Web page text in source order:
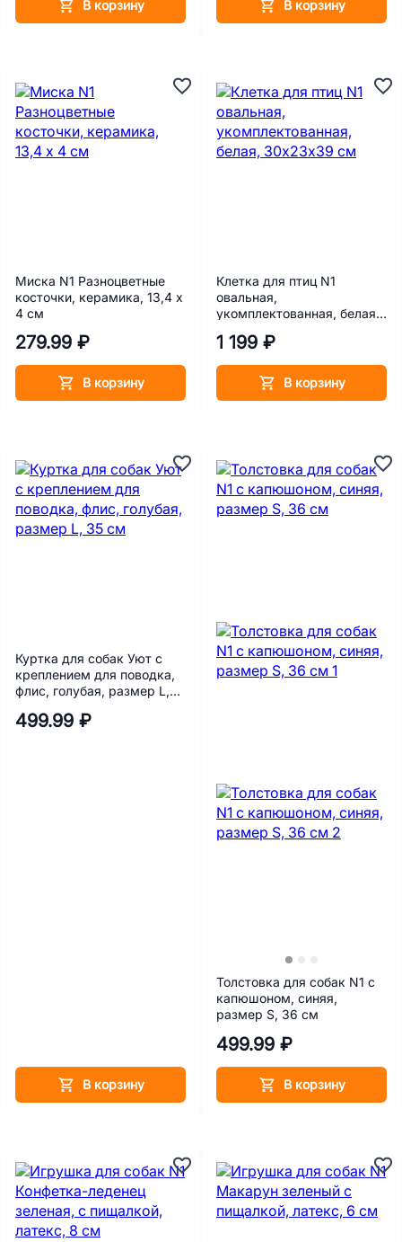
В корзину В корзину
Миска N1 Разноцветные
косточки, керамика, 13,4 х
4 см
279.99 ₽
В корзину
Клетка для птиц N1
овальная,
укомплектованная, белая,
1 199 ₽
В корзину
Куртка для собак Уют с
креплением для поводка,
флис, голубая, размер L,
499.99 ₽
В корзину
Толстовка для собак N1 с
капюшоном, синяя,
размер S, 36 см
499.99 ₽
В корзину